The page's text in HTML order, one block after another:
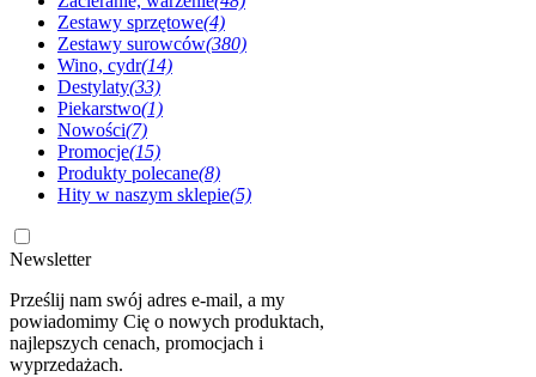
Zestawy sprzętowe(4)
Zestawy surowców(380)
Wino, cydr(14)
Destylaty(33)
Piekarstwo(1)
Nowości(7)
Promocje(15)
Produkty polecane(8)
Hity w naszym sklepie(5)
Newsletter
Prześlij nam swój adres e-mail, a my
powiadomimy Cię o nowych produktach,
najlepszych cenach, promocjach i
wyprzedażach.